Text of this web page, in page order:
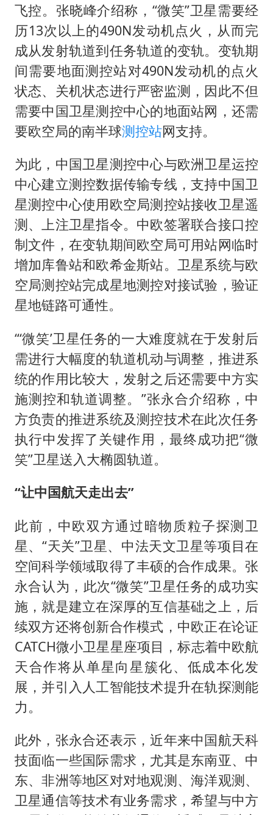
飞控。张晓峰介绍称，“微笑”卫星需要经
历13次以上的490N发动机点火，从而完
成从发射轨道到任务轨道的变轨。变轨期
间需要地面测控站对490N发动机的点火
状态、关机状态进行严密监测，因此不但
需要中国卫星测控中心的地面站网，还需
要欧空局的南半球测控站网支持。
为此，中国卫星测控中心与欧洲卫星运控
中心建立测控数据传输专线，支持中国卫
星测控中心使用欧空局测控站接收卫星遥
测、上注卫星指令。中欧签署联合接口控
制文件，在变轨期间欧空局可用站网临时
增加库鲁站和欧希金斯站。卫星系统与欧
空局测控站完成星地测控对接试验，验证
星地链路可通性。
“‘微笑’卫星任务的一大难度就在于发射后
需进行大幅度的轨道机动与调整，推进系
统的作用比较大，发射之后还需要中方实
施测控和轨道调整。”张永合介绍称，中
方负责的推进系统及测控技术在此次任务
执行中发挥了关键作用，最终成功把“微
笑”卫星送入大椭圆轨道。
“让中国航天走出去”
此前，中欧双方通过暗物质粒子探测卫
星、“天关”卫星、中法天文卫星等项目在
空间科学领域取得了丰硕的合作成果。张
永合认为，此次“微笑”卫星任务的成功实
施，就是建立在深厚的互信基础之上，后
续双方还将创新合作模式，中欧正在论证
CATCH微小卫星星座项目，标志着中欧航
天合作将从单星向星簇化、低成本化发
展，并引入人工智能技术提升在轨探测能
力。
此外，张永合还表示，近年来中国航天科
技面临一些国际需求，尤其是东南亚、中
东、非洲等地区对对地观测、海洋观测、
卫星通信等技术有业务需求，希望与中方